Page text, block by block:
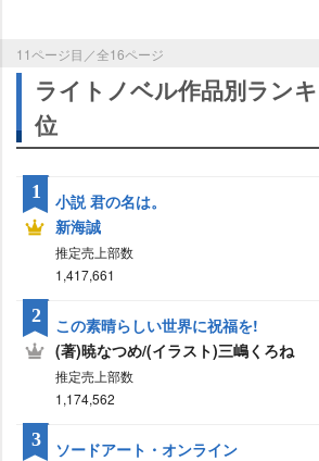
11ページ目／全16ページ
ライトノベル作品別ラン
位
小説 君の名は。
新海誠
推定売上部数
1,417,661
1
この素晴らしい世界に祝福を!
(著)暁なつめ/(イラスト)三嶋くろね
推定売上部数
1,174,562
2
ソードアート・オンライン
3